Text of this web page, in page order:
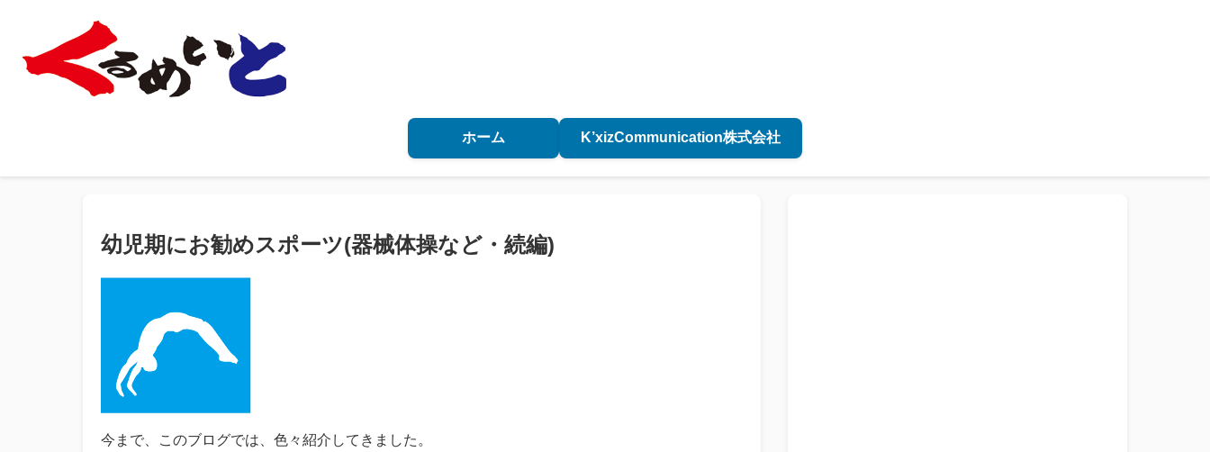
ホーム K’xizCommunication株式会社
幼児期にお勧めスポーツ(器械体操など・続編)
今まで、このブログでは、色々紹介してきました。